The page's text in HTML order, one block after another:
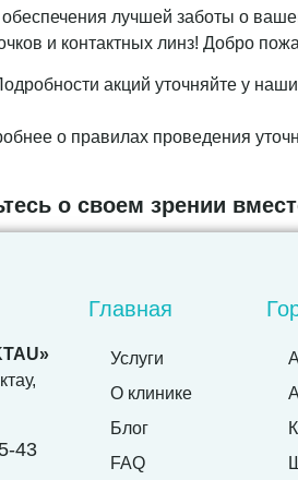
лучшей заботы о
и контактных линз! Добро
акций уточняйте у
о правилах проведения
о своем зрении
43
Главная
Услуги
О клинике
Блог
FAQ